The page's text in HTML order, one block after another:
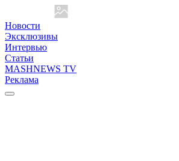
Новости
Эксклюзивы
Интервью
Статьи
MASHNEWS TV
Реклама